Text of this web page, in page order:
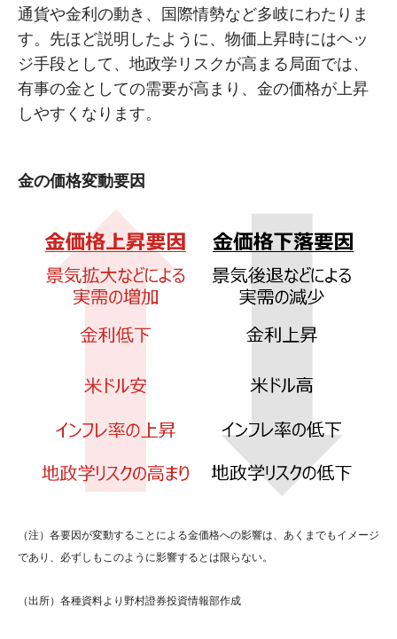
通貨や金利の動き、国際情勢など多岐にわたりま
す。先ほど説明したように、物価上昇時にはヘッ
ジ手段として、地政学リスクが高まる局面では、
有事の金としての需要が高まり、金の価格が上昇
しやすくなります。
金の価格変動要因
（注）各要因が変動することによる金価格への影響は、あくまでもイメージ
であり、必ずしもこのように影響するとは限らない。
（出所）各種資料より野村證券投資情報部作成